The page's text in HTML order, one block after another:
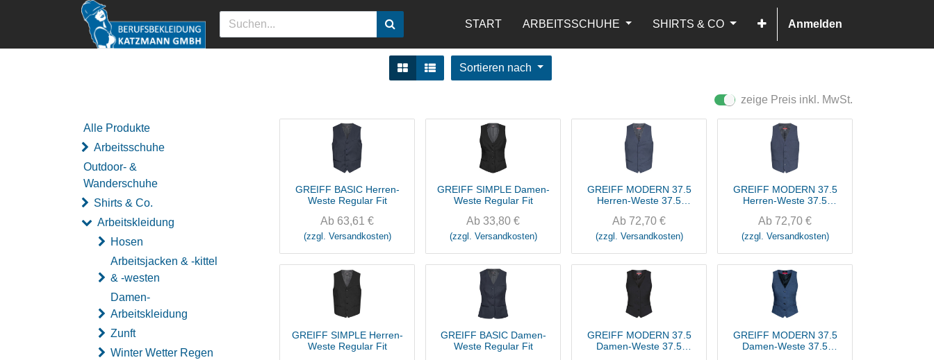
START ARBEITSSCHUHE SHIRTS & CO Anmelden
Sortieren nach
zeige Preis inkl. MwSt.
Alle Produkte
Arbeitsschuhe
Outdoor- &
Wanderschuhe
Shirts & Co.
Arbeitskleidung
Hosen
Arbeitsjacken & -kittel
& -westen
Damen-
Arbeitskleidung
Zunft
Winter Wetter Regen
GREIFF BASIC Herren-
Weste Regular Fit
Ab 63,61 €
(zzgl. Versandkosten)
GREIFF SIMPLE Damen-
Weste Regular Fit
Ab 33,80 €
(zzgl. Versandkosten)
GREIFF MODERN 37.5
Herren-Weste 37.5
Ab 72,70 €
(zzgl. Versandkosten)
GREIFF MODERN 37.5
Herren-Weste 37.5
Ab 72,70 €
(zzgl. Versandkosten)
GREIFF SIMPLE Herren-
Weste Regular Fit
GREIFF BASIC Damen-
Weste Regular Fit
GREIFF MODERN 37.5
Damen-Weste 37.5
GREIFF MODERN 37.5
Damen-Weste 37.5